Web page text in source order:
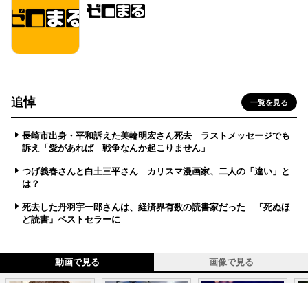
追悼 一覧を見る
長崎市出身・平和訴えた美輪明宏さん死去 ラストメッセージでも
訴え「愛があれば 戦争なんか起こりません」
つげ義春さんと白土三平さん カリスマ漫画家、二人の「違い」と
は？
死去した丹羽宇一郎さんは、経済界有数の読書家だった 『死ぬほ
ど読書』ベストセラーに
動画で見る 画像で見る